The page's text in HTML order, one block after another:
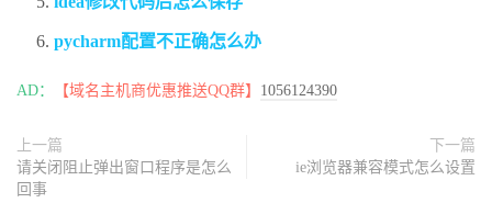
pycharm配置不正确怎么办
AD： 【域名主机商优惠推送QQ群】 1056124390
上一篇
请关闭阻止弹出窗口程序是怎么
回事
下一篇
ie浏览器兼容模式怎么设置